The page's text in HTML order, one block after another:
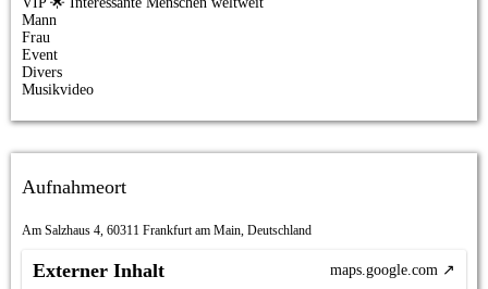
Mann
Frau
Event
Divers
Musikvideo
Aufnahmeort
Am Salzhaus 4, 60311 Frankfurt am Main, Deutschland
Externer Inhalt
maps.google.com